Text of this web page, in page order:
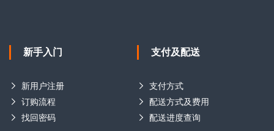
新手入门
新用户注册
订购流程
找回密码
支付及配送
支付方式
配送方式及费用
配送进度查询